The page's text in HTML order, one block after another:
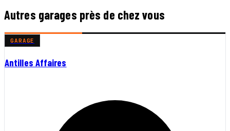
Autres garages près de chez vous
GARAGE
Antilles Affaires